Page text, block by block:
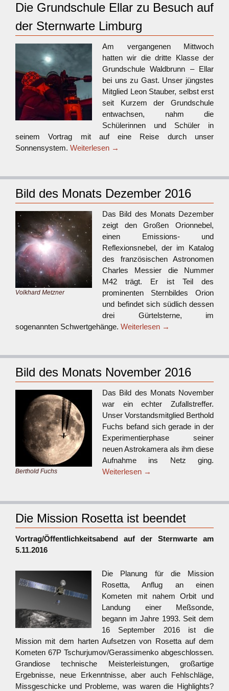
Die Grundschule Ellar zu Besuch auf
der Sternwarte Limburg
Am vergangenen Mittwoch
hatten wir die dritte Klasse der
Grundschule Waldbrunn – Ellar
bei uns zu Gast. Unser jüngstes
Mitglied Leon Stauber, selbst erst
seit Kurzem der Grundschule
entwachsen, nahm die
Schülerinnen und Schüler in
seinem Vortrag mit auf eine Reise durch unser
Sonnensystem. Weiterlesen →
Bild des Monats Dezember 2016
Volkhard Metzner
Das Bild des Monats Dezember
zeigt den Großen Orionnebel,
einen Emissions- und
Reflexionsnebel, der im Katalog
des französischen Astronomen
Charles Messier die Nummer
M42 trägt. Er ist Teil des
prominenten Sternbildes Orion
und befindet sich südlich dessen
drei Gürtelsterne, im
sogenannten Schwertgehänge. Weiterlesen →
Bild des Monats November 2016
Berthold Fuchs
Das Bild des Monats November
war ein echter Zufallstreffer.
Unser Vorstandsmitglied Berthold
Fuchs befand sich gerade in der
Experimentierphase seiner
neuen Astrokamera als ihm diese
Aufnahme ins Netz ging.
Weiterlesen →
Die Mission Rosetta ist beendet
Vortrag/Öffentlichkeitsabend auf der Sternwarte am
5.11.2016
Die Planung für die Mission
Rosetta, Anflug an einen
Kometen mit nahem Orbit und
Landung einer Meßsonde,
begann im Jahre 1993. Seit dem
16 September 2016 ist die
Mission mit dem harten Aufsetzen von Rosetta auf dem
Kometen 67P Tschurjumov/Gerassimenko abgeschlossen.
Grandiose technische Meisterleistungen, großartige
Ergebnisse, neue Erkenntnisse, aber auch Fehlschläge,
Missgeschicke und Probleme, was waren die Highlights?